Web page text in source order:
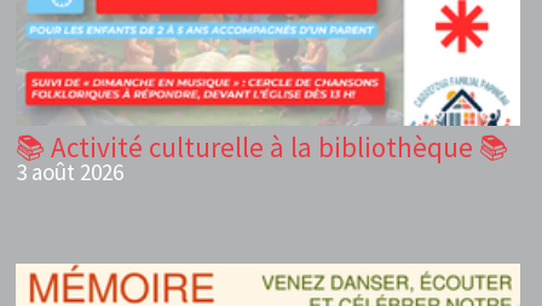
📚 Activité culturelle à la bibliothèque 📚
3 août 2026